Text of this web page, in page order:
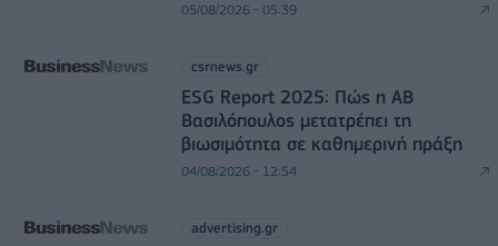
05/08/2026 - 05:39
csrnews.gr
ESG Report 2025: Πώς η ΑΒ
Βασιλόπουλος μετατρέπει τη
βιωσιμότητα σε καθημερινή πράξη
04/08/2026 - 12:54
advertising.gr